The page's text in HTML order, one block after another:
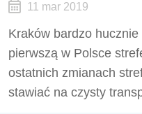
11 mar 2019
Kraków bardzo hucznie
pierwszą w Polsce
ostatnich zmianach
stawiać na czysty